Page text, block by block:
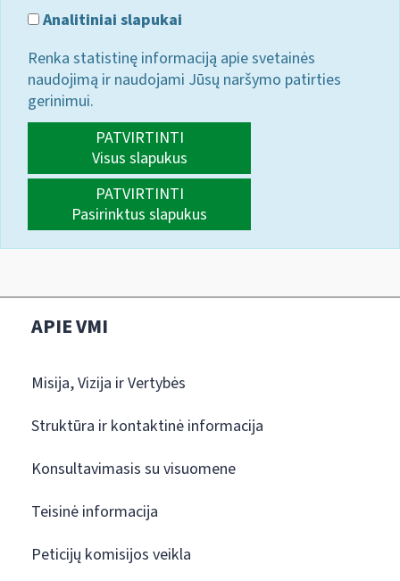
Analitiniai slapukai
Renka statistinę informaciją apie svetainės
naudojimą ir naudojami Jūsų naršymo patirties
gerinimui.
PATVIRTINTI
Visus slapukus
PATVIRTINTI
Pasirinktus slapukus
APIE VMI
Misija, Vizija ir Vertybės
Struktūra ir kontaktinė informacija
Konsultavimasis su visuomene
Teisinė informacija
Peticijų komisijos veikla